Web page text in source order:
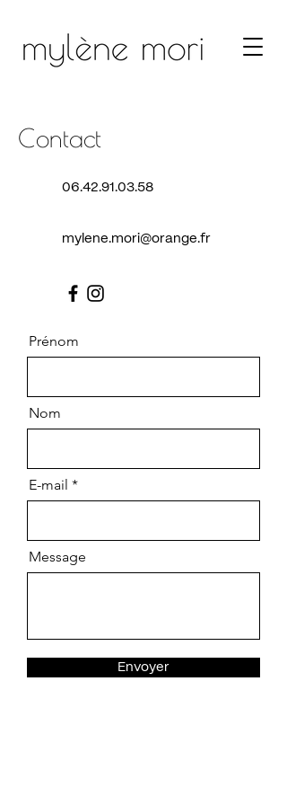
Contact
06.42.91.03.58
mylene.mori@orange.fr
Prénom
Nom
E-mail
Message
Envoyer